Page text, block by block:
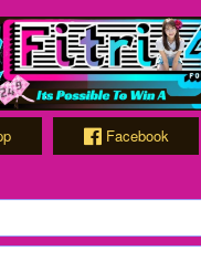
Facebook